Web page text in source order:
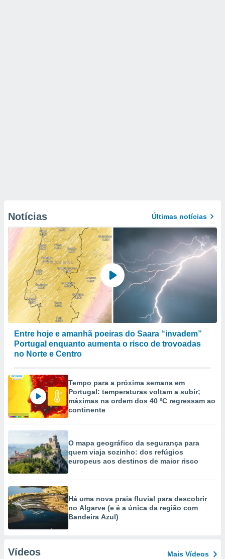
Notícias Últimas notícias
Entre hoje e amanhã poeiras do Saara “invadem”
Portugal enquanto aumenta o risco de trovoadas
no Norte e Centro
Tempo para a próxima semana em
Portugal: temperaturas voltam a subir;
máximas na ordem dos 40 ºC regressam ao
continente
O mapa geográfico da segurança para
quem viaja sozinho: dos refúgios
europeus aos destinos de maior risco
Há uma nova praia fluvial para descobrir
no Algarve (e é a única da região com
Bandeira Azul)
Vídeos Mais Vídeos